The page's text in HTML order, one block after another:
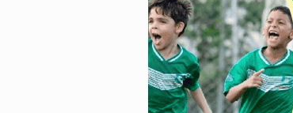
OVNIS NA LUA:Cientistas
ACABOU COM PEUGEOT:
VÍDEO:Ladrão é filmado
BOLSAS DE PESQUISA: